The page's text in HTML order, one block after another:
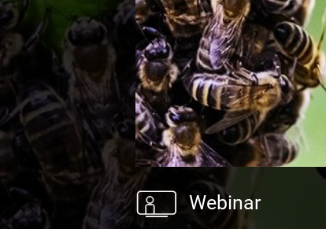
Webinar